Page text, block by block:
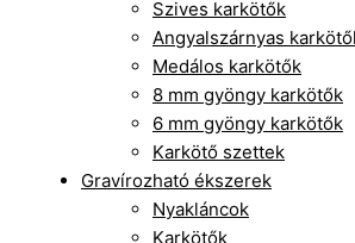
Szives karkötők
Angyalszárnyas
Medálos karkötők
8 mm gyöngy karkötők
6 mm gyöngy karkötők
Karkötő szettek
Gravírozható ékszerek
Nyakláncok
Karkötők